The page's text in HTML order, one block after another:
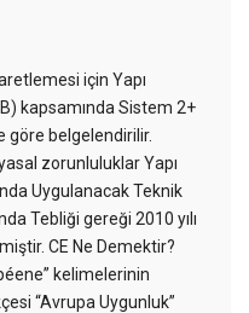
için Yapı
kapsamında Sistem 2+
göre belgelendirilir.
zorunluluklar Yapı
Uygulanacak Teknik
Tebliği gereği 2010 yılı
CE Ne Demektir?
kelimelerinin
“Avrupa Uygunluk”